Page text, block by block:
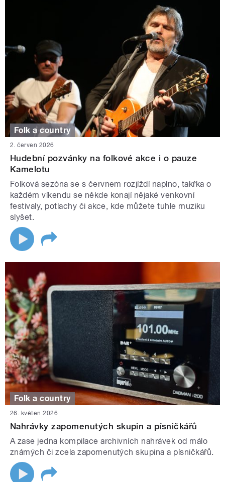
Folk a country
2. červen 2026
Hudební pozvánky na folkové akce i o pauze
Kamelotu
Folková sezóna se s červnem rozjíždí naplno, takřka o
každém víkendu se někde konají nějaké venkovní
festivaly, potlachy či akce, kde můžete tuhle muziku
slyšet.
Folk a country
26. květen 2026
Nahrávky zapomenutých skupin a písničkářů
A zase jedna kompilace archivních nahrávek od málo
známých či zcela zapomenutých skupina a písničkářů.